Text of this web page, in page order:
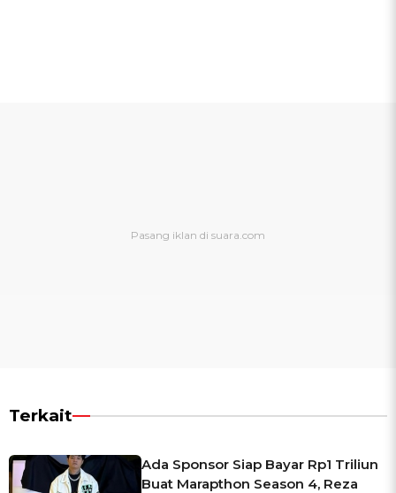
Terkait
Ada Sponsor Siap Bayar Rp1 Triliun
Buat Marapthon Season 4, Reza